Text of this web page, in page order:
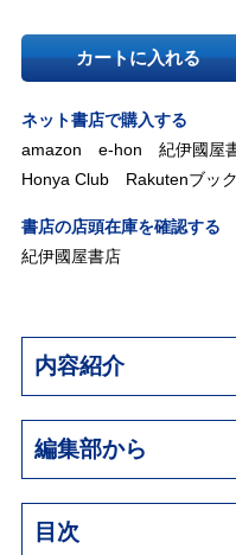
カートに入れる
ネット書店で購入する
amazon
e-hon 紀伊國屋
Honya Club
Rakutenブッ
書店の店頭在庫を確認する
紀伊國屋書店
内容紹介
編集部から
目次